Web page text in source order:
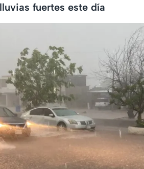
fuertes este día